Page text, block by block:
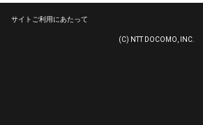
サイトご利用にあたって
(C) NTT DOCOMO, INC.